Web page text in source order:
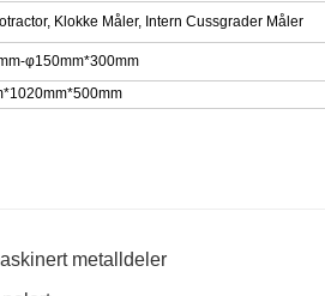
Klokke Måler, Intern Cussgrader Måler
φ150mm*300mm
metalldeler